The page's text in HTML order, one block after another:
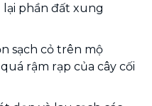
lại phần đất xung
sạch cỏ trên mộ
rậm rạp của cây cối